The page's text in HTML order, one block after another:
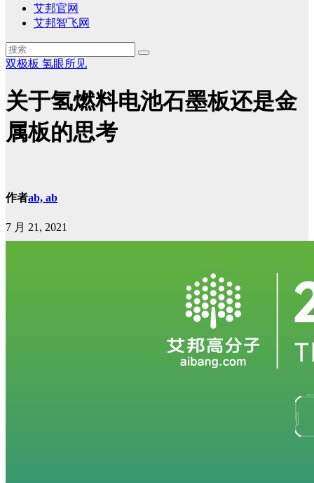
艾邦官网
艾邦智飞网
双极板 氢眼所见
关于氢燃料电池石墨板还是金
属板的思考
作者ab, ab
7 月 21, 2021